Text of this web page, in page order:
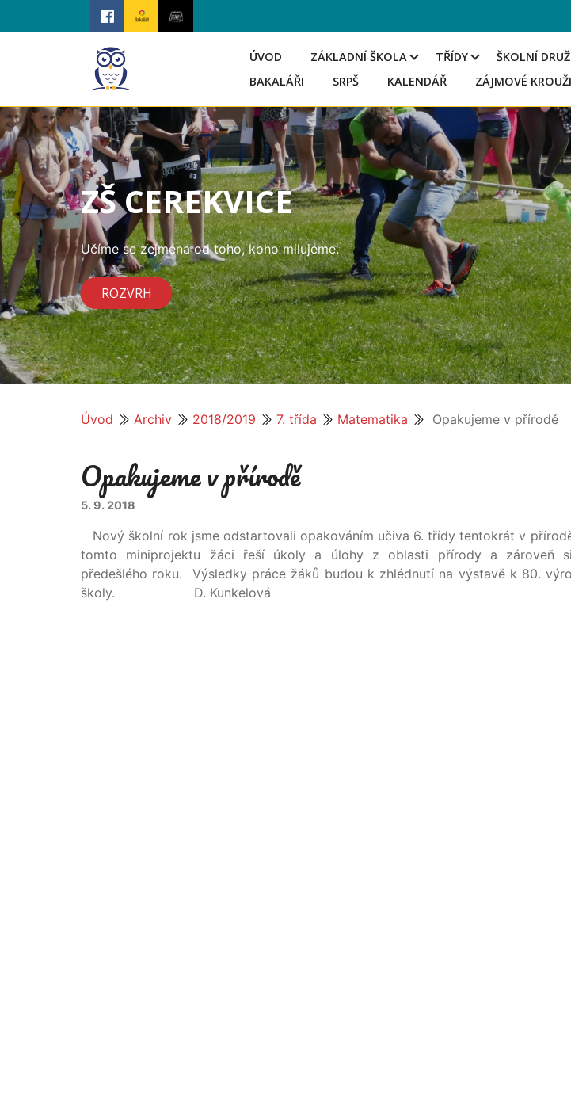
ÚVOD ZÁKLADNÍ ŠKOLA TŘÍDY ŠKOLNÍ
BAKALÁŘI
SRPŠ KALENDÁŘ ZÁJMOVÉ
ZŠ CEREKVICE
Učíme se zejména od toho, koho milujeme.
ROZVRH
Úvod Archiv 2018/2019 7. třída Matematika Opakujeme v přírodě
Opakujeme v přírodě
5. 9. 2018
Nový školní rok jsme odstartovali opakováním učiva 6. třídy tentokrát v
tomto miniprojektu žáci řeší úkoly a úlohy z oblasti přírody a zároveň
předešlého roku. Výsledky práce žáků budou k zhlédnutí na výstavě k 80.
školy. D. Kunkelová